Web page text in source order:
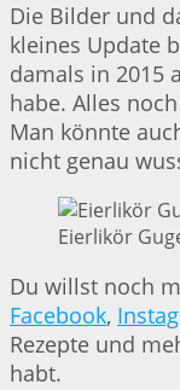
Die Bilder und
kleines Update
damals in 2015
habe. Alles
Man könnte
nicht genau
Eierlikör
Du willst noch
Facebook,
Rezepte und
habt.